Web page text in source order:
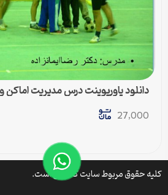
دانلود پاورپوینت درس مدیریت اماکن
27,000
کلیه حقوق مربوط سایت کتافایل است.